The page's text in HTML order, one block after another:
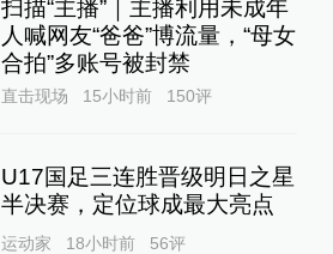
扫描“主播”｜主播利用未成年
人喊网友“爸爸”博流量，“母女
合拍”多账号被封禁
直击现场 15小时前 150评
U17国足三连胜晋级明日之星
半决赛，定位球成最大亮点
运动家 18小时前 56评